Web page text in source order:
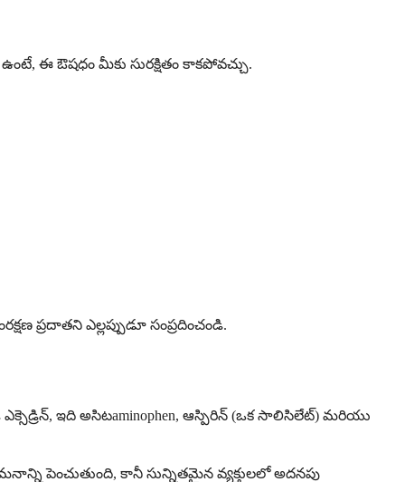
ఈ ఔషధం మీకు సురక్షితం కాకపోవచ్చు.
ప్రదాతని ఎల్లప్పుడూ సంప్రదించండి.
ఇది అసిటaminophen, ఆస్పిరిన్ (ఒక సాలిసిలేట్) మరియు
పెంచుతుంది, కానీ సున్నితమైన వ్యక్తులలో అదనపు